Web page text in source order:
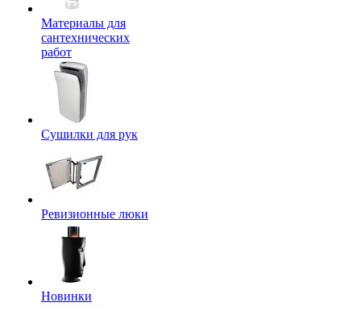
Материалы для
сантехнических
работ
Сушилки для рук
Ревизионные люки
Новинки